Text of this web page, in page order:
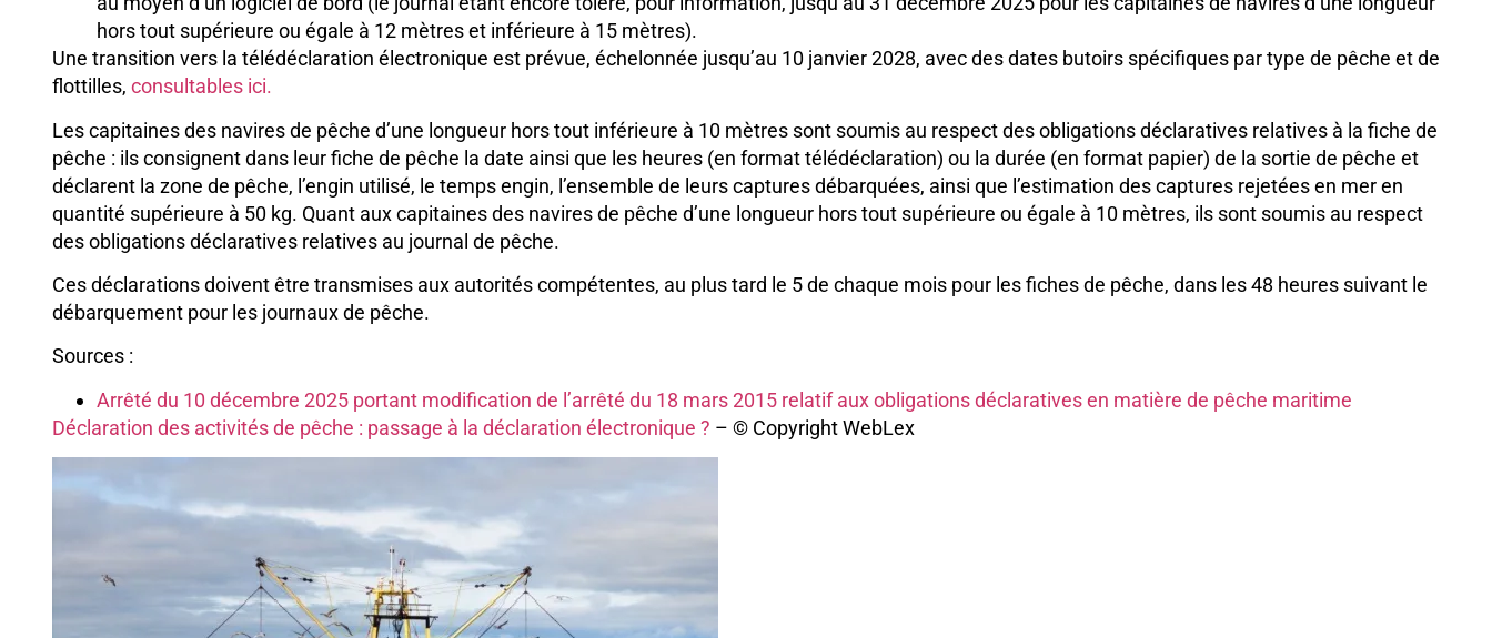
hors tout supérieure ou égale à 12 mètres et inférieure à 15 mètres).
Une transition vers la télédéclaration électronique est prévue, échelonnée jusqu’au 10 janvier 2028, avec des dates butoirs spécifiques par type de pêche et de
flottilles, consultables ici.
Les capitaines des navires de pêche d’une longueur hors tout inférieure à 10 mètres sont soumis au respect des obligations déclaratives relatives à la fiche de
pêche : ils consignent dans leur fiche de pêche la date ainsi que les heures (en format télédéclaration) ou la durée (en format papier) de la sortie de pêche et
déclarent la zone de pêche, l’engin utilisé, le temps engin, l’ensemble de leurs captures débarquées, ainsi que l’estimation des captures rejetées en mer en
quantité supérieure à 50 kg. Quant aux capitaines des navires de pêche d’une longueur hors tout supérieure ou égale à 10 mètres, ils sont soumis au respect
des obligations déclaratives relatives au journal de pêche.
Ces déclarations doivent être transmises aux autorités compétentes, au plus tard le 5 de chaque mois pour les fiches de pêche, dans les 48 heures suivant le
débarquement pour les journaux de pêche.
Sources :
Arrêté du 10 décembre 2025 portant modification de l’arrêté du 18 mars 2015 relatif aux obligations déclaratives en matière de pêche maritime
Déclaration des activités de pêche : passage à la déclaration électronique ? – © Copyright WebLex